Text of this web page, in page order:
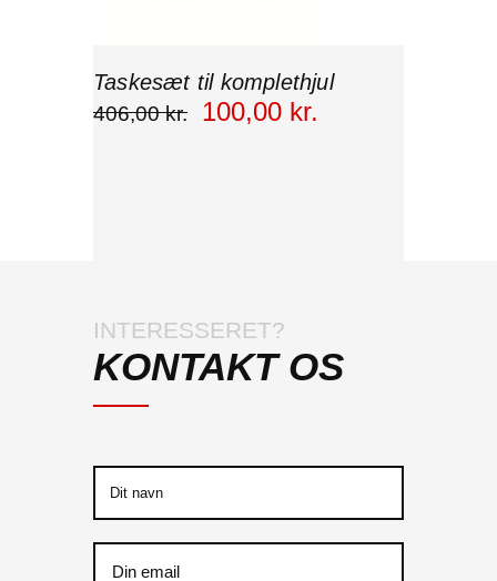
Taskesæt til komplethjul
406,00 kr. 100,00 kr.
INTERESSERET?
KONTAKT OS